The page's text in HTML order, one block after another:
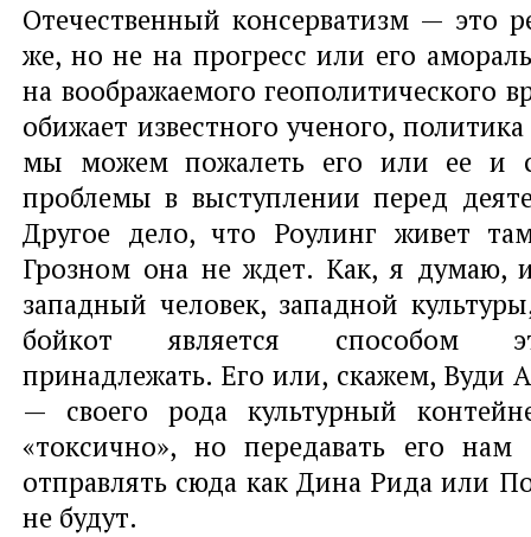
Отечественный консерватизм — это
же, но не на прогресс или его
на воображаемого геополитического
обижает известного ученого,
мы можем пожалеть его или ее и
проблемы в выступлении перед
Другое дело, что Роулинг живет
Грозном она не ждет. Как, я думаю,
западный человек, западной
бойкот является способом
принадлежать. Его или, скажем, Вуди
— своего рода культурный
«токсично», но передавать его
отправлять сюда как Дина Рида или
не будут.